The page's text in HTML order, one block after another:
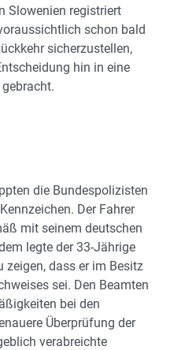
Slowenien registriert
schon bald
sicherzustellen,
hin in eine
die Bundespolizisten
Der Fahrer
mit seinem deutschen
legte der 33-Jährige
zeigen, dass er im Besitz
sei. Den Beamten
bei den
Überprüfung der
verabreichte